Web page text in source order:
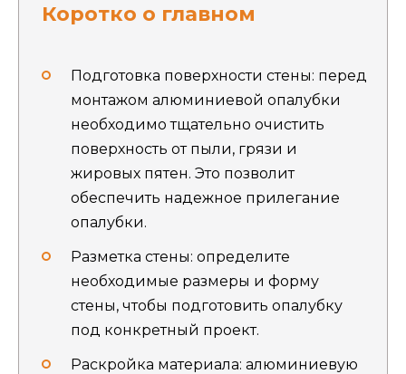
Коротко о главном
Подготовка поверхности стены: перед
монтажом алюминиевой опалубки
необходимо тщательно очистить
поверхность от пыли, грязи и
жировых пятен. Это позволит
обеспечить надежное прилегание
опалубки.
Разметка стены: определите
необходимые размеры и форму
стены, чтобы подготовить опалубку
под конкретный проект.
Раскройка материала: алюминиевую